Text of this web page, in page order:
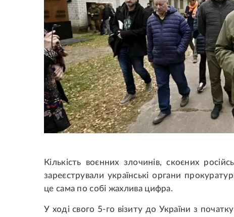
Кількість воєнних злочинів, скоєних
зареєстрували українські органи
це сама по собі жахлива цифра.
У ході свого 5-го візиту до України з